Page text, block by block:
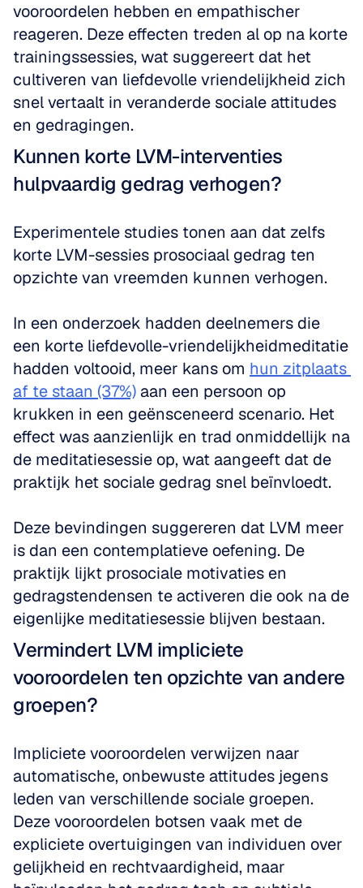
vooroordelen hebben en empathischer
reageren. Deze effecten treden al op na korte
trainingssessies, wat suggereert dat het
cultiveren van liefdevolle vriendelijkheid zich
snel vertaalt in veranderde sociale attitudes
en gedragingen.
Kunnen korte LVM-interventies
hulpvaardig gedrag verhogen?
Experimentele studies tonen aan dat zelfs
korte LVM-sessies prosociaal gedrag ten
opzichte van vreemden kunnen verhogen.
In een onderzoek hadden deelnemers die
een korte liefdevolle-vriendelijkheidmeditatie
hadden voltooid, meer kans om hun zitplaats
af te staan (37%) aan een persoon op
krukken in een geënsceneerd scenario. Het
effect was aanzienlijk en trad onmiddellijk na
de meditatiesessie op, wat aangeeft dat de
praktijk het sociale gedrag snel beïnvloedt.
Deze bevindingen suggereren dat LVM meer
is dan een contemplatieve oefening. De
praktijk lijkt prosociale motivaties en
gedragstendensen te activeren die ook na de
eigenlijke meditatiesessie blijven bestaan.
Vermindert LVM impliciete
vooroordelen ten opzichte van andere
groepen?
Impliciete vooroordelen verwijzen naar
automatische, onbewuste attitudes jegens
leden van verschillende sociale groepen.
Deze vooroordelen botsen vaak met de
expliciete overtuigingen van individuen over
gelijkheid en rechtvaardigheid, maar